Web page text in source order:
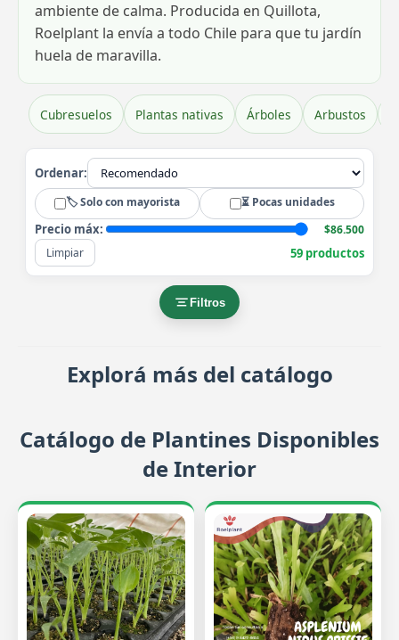
ambiente de calma. Producida en Quillota,
Roelplant la envía a todo Chile para que tu jardín
huela de maravilla.
Cubresuelos Plantas nativas Árboles Arbustos
Ordenar:
🏷️ Solo con mayorista ⏳ Pocas unidades
Precio máx:
$86.500
Limpiar
59 productos
Filtros
Explorá más del catálogo
Catálogo de Plantines Disponibles
de Interior